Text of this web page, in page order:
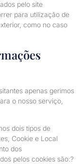
pelo site
para utilização de
como no caso
apenas gerimos
o nosso serviço,
dois tipos de
Cookie e Local
dos
pelos cookies são:?